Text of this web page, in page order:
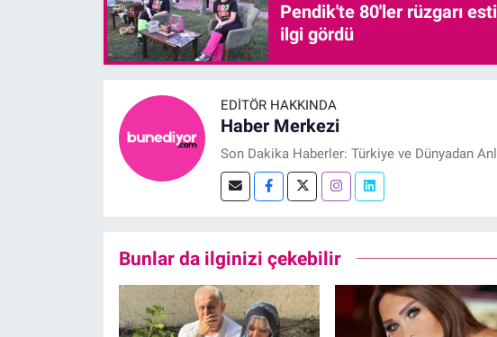
Pendik'te 80'ler rüzgarı
ilgi gördü
EDITÖR HAKKINDA
Haber Merkezi
Son Dakika Haberler: Türkiye ve Dünyadan
Bunlar da ilginizi çekebilir